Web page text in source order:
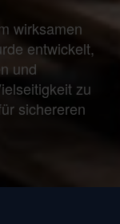
wirksamen
entwickelt,
und
zu
sichereren